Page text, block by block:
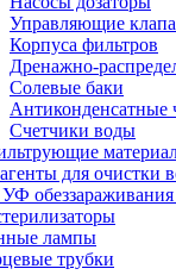
Управляющие
Корпуса фильтров
Дренажно-
Солевые баки
Антиконденсатные
Счетчики воды
для очистки
лампы
трубки